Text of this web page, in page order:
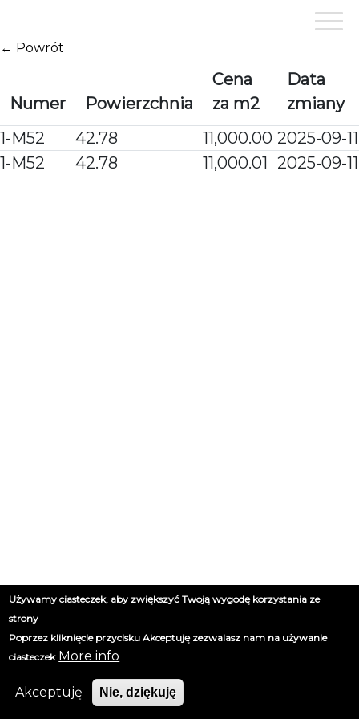
treści
← Powrót
Numer Powierzchnia
Cena
za m2
Data
zmiany
1-M52
42.78 11,000.00 2025-09-11
1-M52
42.78 11,000.01 2025-09-11
Używamy ciasteczek, aby zwiększyć Twoją wygodę korzystania ze
strony
Poprzez kliknięcie przycisku Akceptuję zezwalasz nam na używanie
ciasteczek More info
Akceptuję Nie, dziękuję